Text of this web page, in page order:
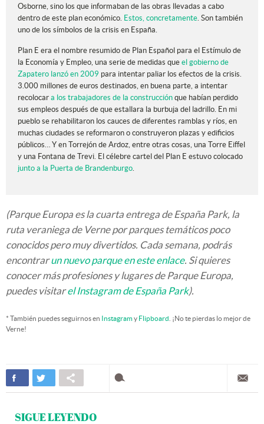
Osborne, sino los que informaban de las obras llevadas a cabo
dentro de este plan económico. Estos, concretamente. Son también
uno de los símbolos de la crisis en España.
Plan E era el nombre resumido de Plan Español para el Estímulo de
la Economía y Empleo, una serie de medidas que el gobierno de
Zapatero lanzó en 2009 para intentar paliar los efectos de la crisis.
3.000 millones de euros destinados, en buena parte, a intentar
recolocar a los trabajadores de la construcción que habían perdido
sus empleos después de que estallara la burbuja del ladrillo. En mi
pueblo se rehabilitaron los cauces de diferentes ramblas y ríos, en
muchas ciudades se reformaron o construyeron plazas y edificios
públicos… Y en Torrejón de Ardoz, entre otras cosas, una Torre Eiffel
y una Fontana de Trevi. El célebre cartel del Plan E estuvo colocado
junto a la Puerta de Brandenburgo.
(Parque Europa es la cuarta entrega de España Park, la
ruta veraniega de Verne por parques temáticos poco
conocidos pero muy divertidos. Cada semana, podrás
encontrarun nuevo parque en este enlace. Si quieres
conocer más profesiones y lugares de Parque Europa,
puedes visitarel Instagram de España Park).
* También puedes seguirnos en Instagramy Flipboard . ¡No te pierdas lo mejor de
Verne!
SIGUE LEYENDO